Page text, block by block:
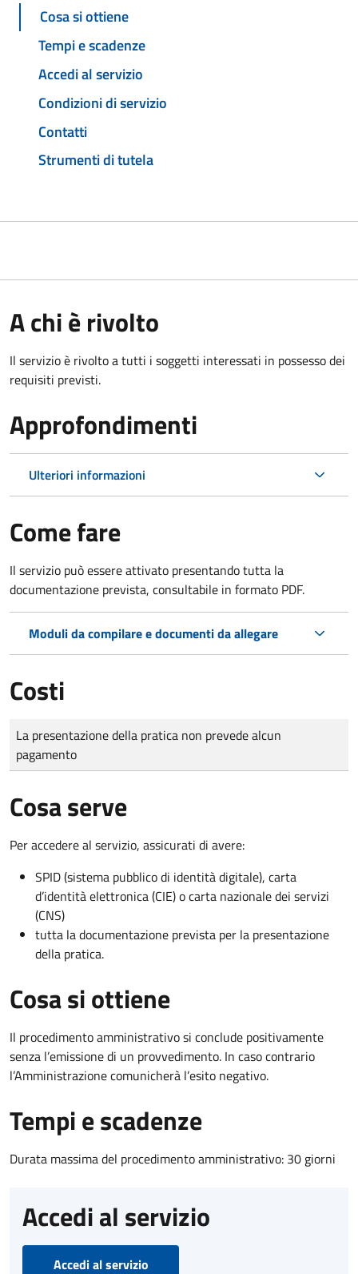
Cosa si ottiene
Tempi e scadenze
Accedi al servizio
Condizioni di servizio
Contatti
Strumenti di tutela
A chi è rivolto
Il servizio è rivolto a tutti i soggetti interessati in possesso dei
requisiti previsti.
Approfondimenti
Ulteriori informazioni
Come fare
Il servizio può essere attivato presentando tutta la
documentazione prevista, consultabile in formato PDF.
Moduli da compilare e documenti da allegare
Costi
Tipo di pagamento
Importo
La presentazione della pratica non prevede alcun
pagamento
Cosa serve
Per accedere al servizio, assicurati di avere:
SPID (sistema pubblico di identità digitale), carta
d’identità elettronica (CIE) o carta nazionale dei servizi
(CNS)
tutta la documentazione prevista per la presentazione
della pratica.
Cosa si ottiene
Il procedimento amministrativo si conclude positivamente
senza l’emissione di un provvedimento. In caso contrario
l’Amministrazione comunicherà l’esito negativo.
Tempi e scadenze
Durata massima del procedimento amministrativo: 30 giorni
Accedi al servizio
Accedi al servizio